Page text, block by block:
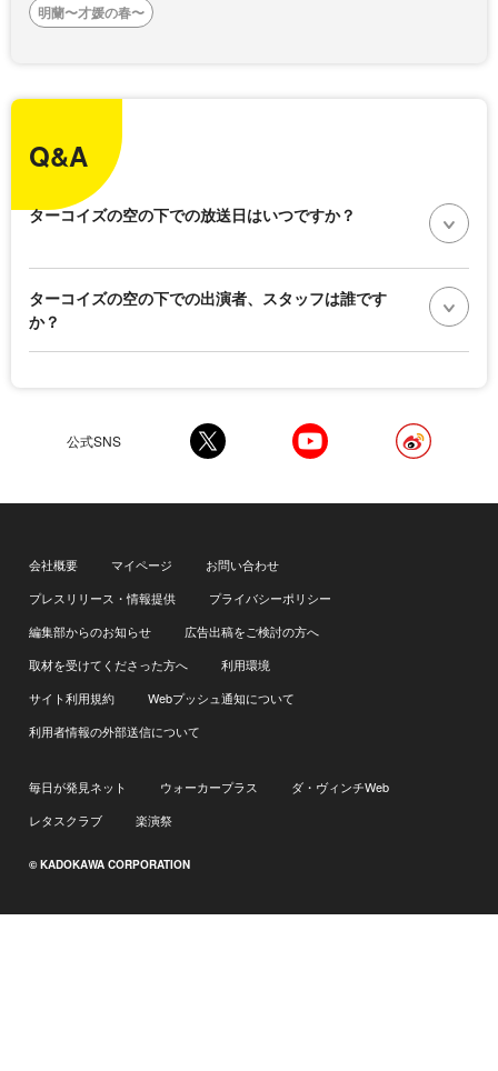
明蘭〜才媛の春〜
Q&A
ターコイズの空の下での放送日はいつですか？
ターコイズの空の下での出演者、スタッフは誰です
か？
公式SNS
会社概要 マイページ
お問い合わせ
プレスリリース・情報提供
プライバシーポリシー
編集部からのお知らせ
広告出稿をご検討の方へ
取材を受けてくださった方へ
利用環境
サイト利用規約
Webプッシュ通知について
利用者情報の外部送信について
毎日が発見ネット ウォーカープラス
ダ・ヴィンチWeb
レタスクラブ
楽演祭
© KADOKAWA CORPORATION